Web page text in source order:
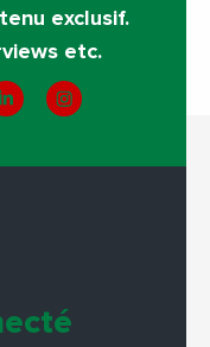
exclusif.
etc.